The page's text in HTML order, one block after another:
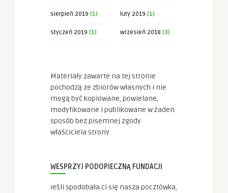
sierpień 2019 (1) luty 2019 (1)
styczeń 2019 (1) wrzesień 2018 (3)
Materiały zawarte na tej stronie
pochodzą ze zbiorów własnych i nie
mogą być kopiowane, powielane,
modyfikowane i publikowane w żaden
sposób bez pisemnej zgody
właściciela strony.
WESPRZYJ PODOPIECZNĄ FUNDACJI
Jeśli spodobała ci się nasza pocztówka,